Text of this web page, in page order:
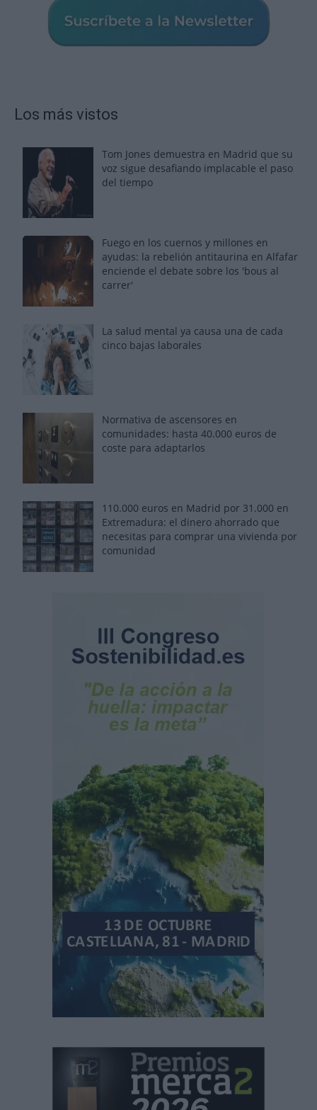
Los más vistos
Tom Jones demuestra en Madrid que su
voz sigue desafiando implacable el paso
del tiempo
Fuego en los cuernos y millones en
ayudas: la rebelión antitaurina en Alfafar
enciende el debate sobre los 'bous al
carrer'
La salud mental ya causa una de cada
cinco bajas laborales
Normativa de ascensores en
comunidades: hasta 40.000 euros de
coste para adaptarlos
110.000 euros en Madrid por 31.000 en
Extremadura: el dinero ahorrado que
necesitas para comprar una vivienda por
comunidad